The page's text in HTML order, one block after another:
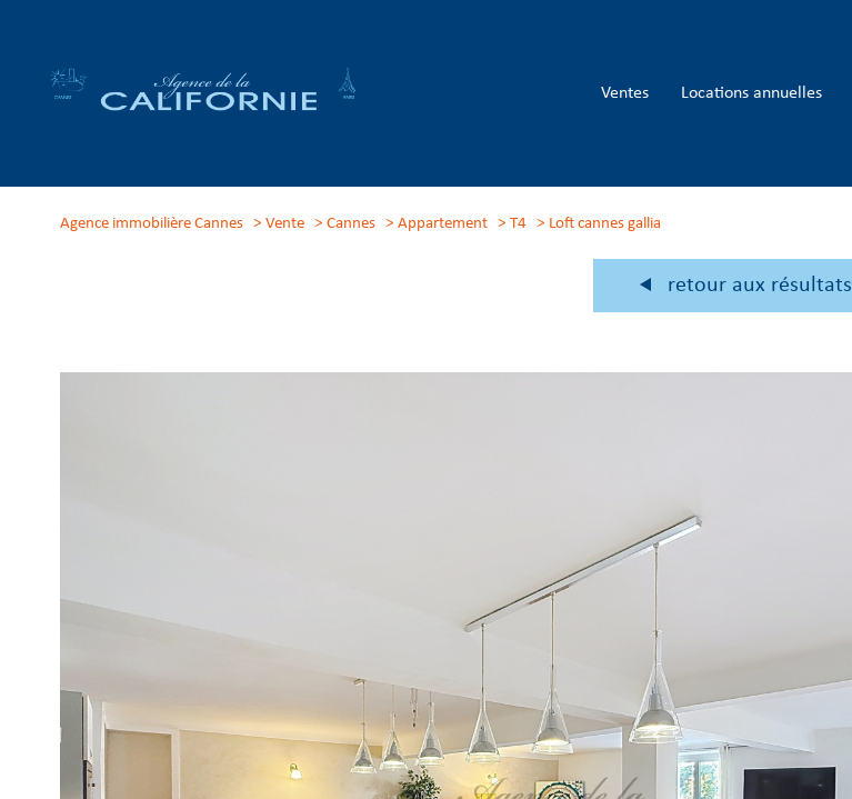
ventes locations annuelles
Agence immobilière Cannes Vente Cannes Appartement T4 loft cannes gallia
retour aux résultats